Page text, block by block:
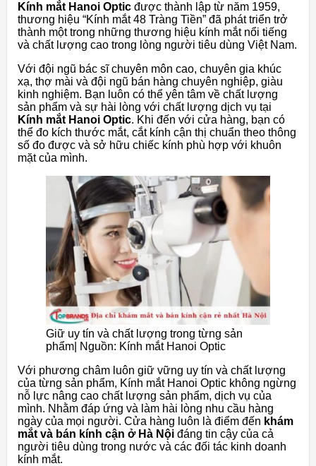
Kính mắt Hanoi Optic được thành lập từ năm 1959,
thương hiệu “Kính mắt 48 Tràng Tiền” đã phát triển trở
thành một trong những thương hiệu kính mắt nổi tiếng
và chất lượng cao trong lòng người tiêu dùng Việt Nam.
Với đội ngũ bác sĩ chuyên môn cao, chuyên gia khúc
xạ, thợ mài và đội ngũ bán hàng chuyên nghiệp, giàu
kinh nghiệm. Bạn luôn có thể yên tâm về chất lượng
sản phẩm và sự hài lòng với chất lượng dịch vụ tại
Kính mắt Hanoi Optic. Khi đến với cửa hàng, bạn có
thể đo kích thước mắt, cắt kính cận thị chuẩn theo thông
số đo được và sở hữu chiếc kính phù hợp với khuôn
mặt của mình.
Giữ uy tín và chất lượng trong từng sản
phẩm| Nguồn: Kính mắt Hanoi Optic
Với phương châm luôn giữ vững uy tín và chất lượng
của từng sản phẩm, Kính mắt Hanoi Optic không ngừng
nỗ lực nâng cao chất lượng sản phẩm, dịch vụ của
mình. Nhằm đáp ứng và làm hài lòng nhu cầu hàng
ngày của mọi người. Cửa hàng luôn là điểm đến khám
mắt và bán kính cận ở Hà Nội đáng tin cậy của cả
người tiêu dùng trong nước và các đối tác kinh doanh
kính mắt.